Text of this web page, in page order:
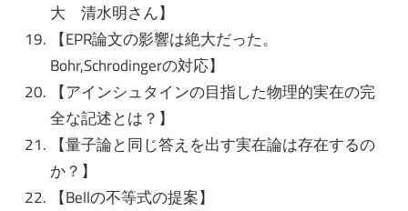
大 清水明さん】
【EPR論文の影響は絶大だった。
Bohr,Schrodingerの対応】
【アインシュタインの目指した物理的実在の完
全な記述とは？】
【量子論と同じ答えを出す実在論は存在するの
か？】
【Bellの不等式の提案】